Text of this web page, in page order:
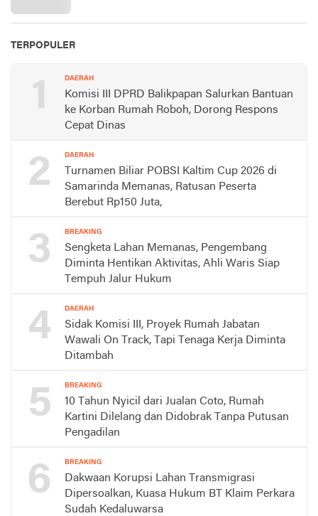
TERPOPULER
1 DAERAH
Komisi III DPRD Balikpapan Salurkan Bantuan
ke Korban Rumah Roboh, Dorong Respons
Cepat Dinas
2 DAERAH
Turnamen Biliar POBSI Kaltim Cup 2026 di
Samarinda Memanas, Ratusan Peserta
Berebut Rp150 Juta,
3 BREAKING
Sengketa Lahan Memanas, Pengembang
Diminta Hentikan Aktivitas, Ahli Waris Siap
Tempuh Jalur Hukum
4 DAERAH
Sidak Komisi III, Proyek Rumah Jabatan
Wawali On Track, Tapi Tenaga Kerja Diminta
Ditambah
5 BREAKING
10 Tahun Nyicil dari Jualan Coto, Rumah
Kartini Dilelang dan Didobrak Tanpa Putusan
Pengadilan
6 BREAKING
Dakwaan Korupsi Lahan Transmigrasi
Dipersoalkan, Kuasa Hukum BT Klaim Perkara
Sudah Kedaluwarsa